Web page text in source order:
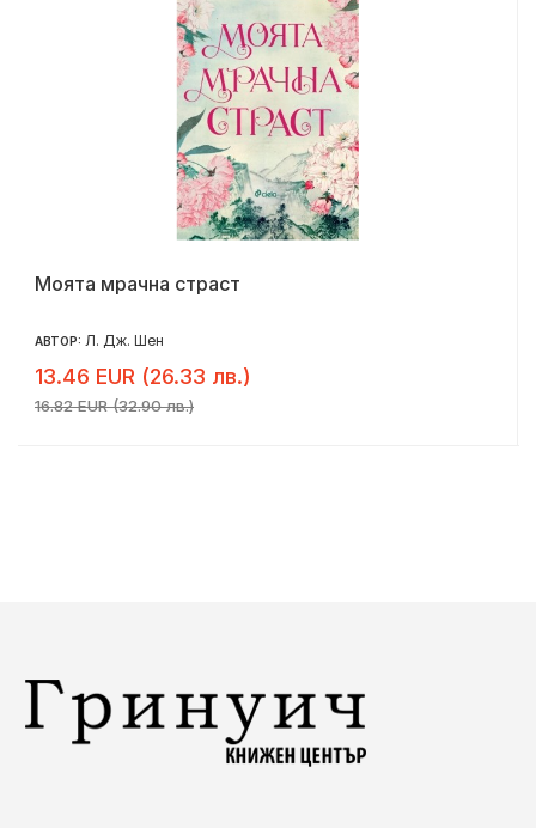
Моята мрачна страст
АВТОР: Л. Дж. Шен
13.46 EUR (26.33 лв.)
16.82 EUR (32.90 лв.)